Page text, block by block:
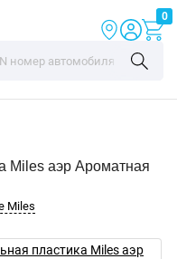
0
Miles аэр Ароматная
Miles